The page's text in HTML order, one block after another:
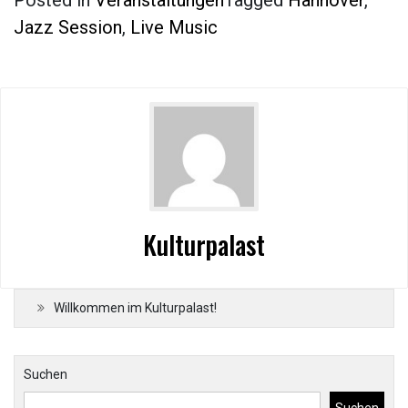
Jazz Session, Live Music
Kulturpalast
Willkommen im Kulturpalast!
Suchen